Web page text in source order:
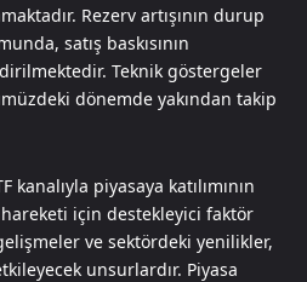
Rezerv artışının durup
satış baskısının
Teknik göstergeler
dönemde yakından takip
kanalıyla piyasaya katılımının
için destekleyici faktör
ve sektördeki yenilikler,
unsurlardır. Piyasa